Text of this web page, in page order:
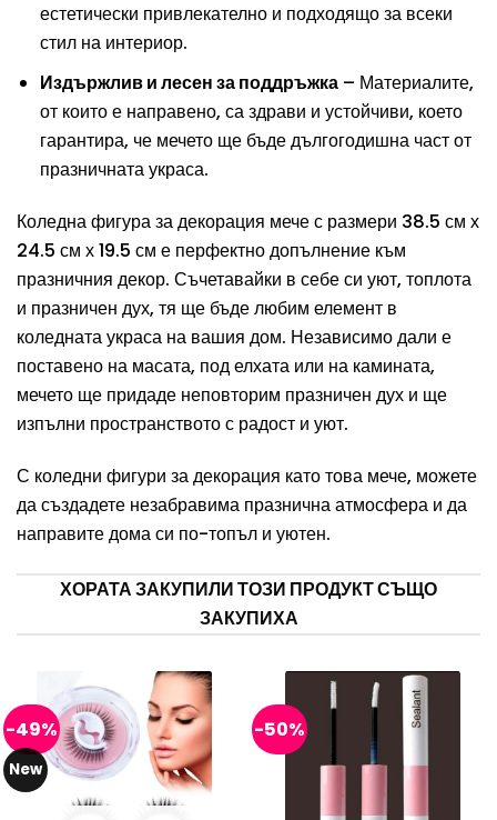
естетически привлекателно и подходящо за всеки
стил на интериор.
Издържлив и лесен за поддръжка – Материалите,
от които е направено, са здрави и устойчиви, което
гарантира, че мечето ще бъде дългогодишна част от
празничната украса.
Коледна фигура за декорация мече с размери 38.5 см х
24.5 см х 19.5 см е перфектно допълнение към
празничния декор. Съчетавайки в себе си уют, топлота
и празничен дух, тя ще бъде любим елемент в
коледната украса на вашия дом. Независимо дали е
поставено на масата, под елхата или на камината,
мечето ще придаде неповторим празничен дух и ще
изпълни пространството с радост и уют.
С коледни фигури за декорация като това мече, можете
да създадете незабравима празнична атмосфера и да
направите дома си по-топъл и уютен.
ХОРАТА ЗАКУПИЛИ ТОЗИ ПРОДУКТ СЪЩО
ЗАКУПИХА
-49%
New
-50%